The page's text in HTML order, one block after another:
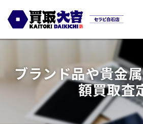
ブランド品や貴金
額買取査